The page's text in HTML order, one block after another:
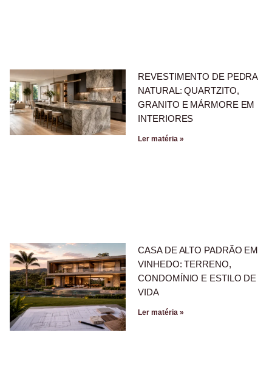
REVESTIMENTO DE PEDRA
NATURAL: QUARTZITO,
GRANITO E MÁRMORE EM
INTERIORES
Ler matéria »
CASA DE ALTO PADRÃO EM
VINHEDO: TERRENO,
CONDOMÍNIO E ESTILO DE
VIDA
Ler matéria »